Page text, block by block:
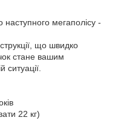
наступного мегаполісу -
що швидко
стане вашим
22 кг)